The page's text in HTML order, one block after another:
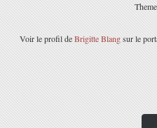
Voir le profil deBrigitte Blangsur le